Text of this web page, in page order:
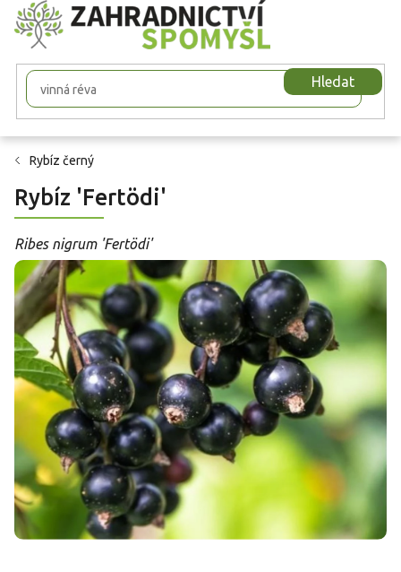
Přejít
na
obsah
Hledat
Rybíz černý
Rybíz 'Fertödi'
Ribes nigrum 'Fertödi'